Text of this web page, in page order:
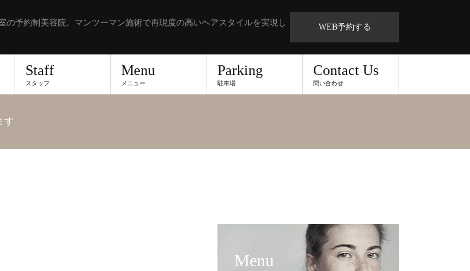
の予約制美容院。マンツーマン施術で再現度の高いヘアスタイルを実現し
WEB予約する
Staff
スタッフ
Menu
メニュー
Parking
駐車場
Contact Us
問い合わせ
す
Menu